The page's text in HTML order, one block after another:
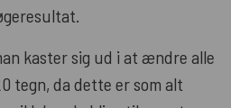
kaster sig ud i at ændre alle
tegn, da dette er som alt